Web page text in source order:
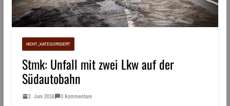
NICHT_KATEGORISIERT
Stmk: Unfall mit zwei Lkw auf der
Südautobahn
2. Juni 2016 0 Kommentare